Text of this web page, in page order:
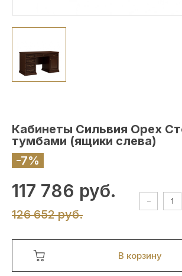
Кабинеты Сильвия Орех
тумбами (ящики слева)
-7%
117 786 руб.
126 652 руб.
-
В корзину